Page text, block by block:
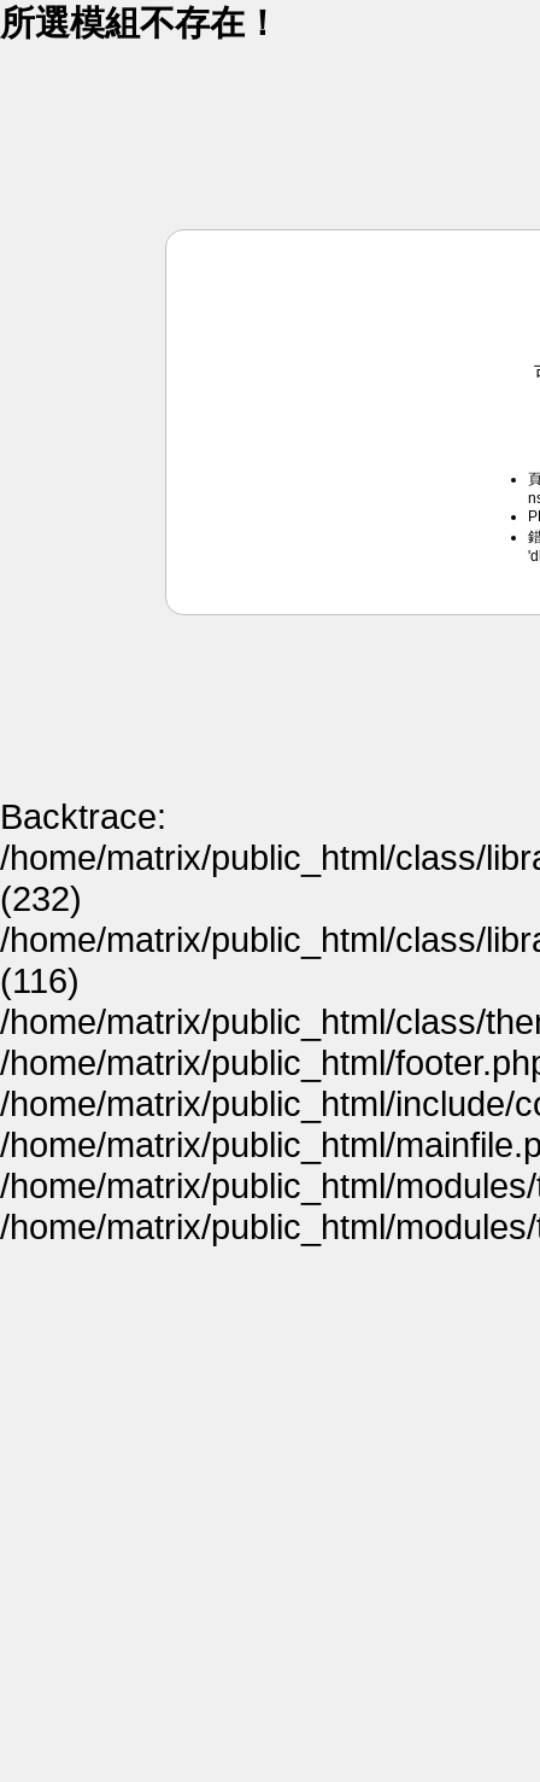
所選模組不存在！
Backtrace:
/home/matrix/public_html/class/
(232)
/home/matrix/public_html/class/
(116)
/home/matrix/public_html/class/
/home/matrix/public_html/
/home/matrix/public_html/include/
/home/matrix/public_html/
/home/matrix/public_html/
/home/matrix/public_html/